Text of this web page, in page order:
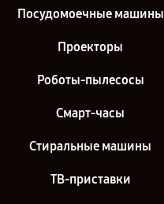
Посудомоечные машины
Проекторы
Роботы-пылесосы
Смарт-часы
Стиральные машины
ТВ-приставки